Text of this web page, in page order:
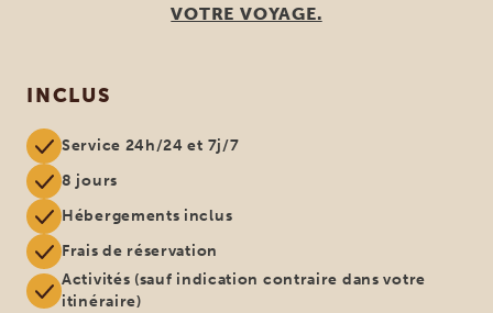
VOTRE VOYAGE.
INCLUS
Service 24h/24 et 7j/7
8 jours
Hébergements inclus
Frais de réservation
Activités (sauf indication contraire dans votre
itinéraire)